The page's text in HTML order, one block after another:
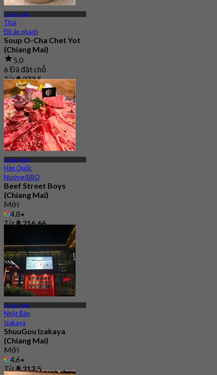
Chiang Mai
Thái
Đồ ăn nhanh
Soup O-Cha Chet Yot
(Chiang Mai)
5.0
6 Đã đặt chỗ
Từ฿ 272.5
Chiang Mai
Hàn Quốc
Nướng/BBQ
Beef Street Boys
(Chiang Mai)
Mới
4.8
Từ฿ 216.66
Chiang Mai
Nhật Bản
Izakaya
ShuuGou Izakaya
(Chiang Mai)
Mới
4.6
Từ฿ 212.5